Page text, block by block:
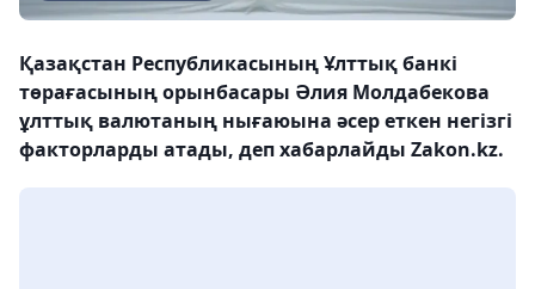
Қазақстан Республикасының Ұлттық банкі
төрағасының орынбасары Әлия Молдабекова
ұлттық валютаның нығаюына әсер еткен негізгі
факторларды атады, деп хабарлайды Zakon.kz.